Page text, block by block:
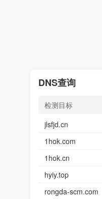
DNS查询
检测目标
jlsfjd.cn
1hok.com
1hok.cn
hyiy.top
rongda-scm.com